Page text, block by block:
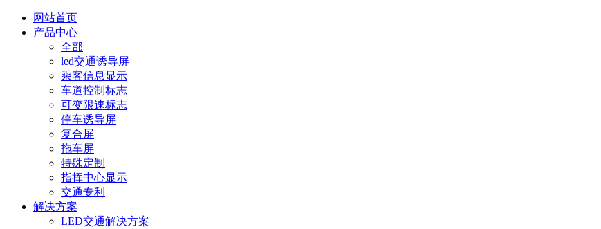
网站首页
产品中心
全部
led交通诱导屏
乘客信息显示
车道控制标志
可变限速标志
停车诱导屏
复合屏
拖车屏
特殊定制
指挥中心显示
交通专利
解决方案
LED交通解决方案